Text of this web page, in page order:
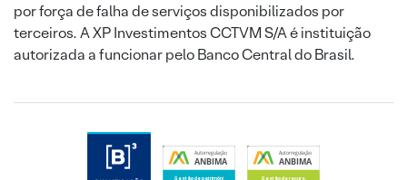
por força de falha de serviços disponibilizados por
terceiros. A XP Investimentos CCTVM S/A é instituição
autorizada a funcionar pelo Banco Central do Brasil.